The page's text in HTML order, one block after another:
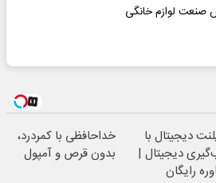
صنعت لوازم خانگی
دیجیتال با
دیجیتال |
رایگان
خداحافظی با کمردرد،
بدون قرص و آمپول